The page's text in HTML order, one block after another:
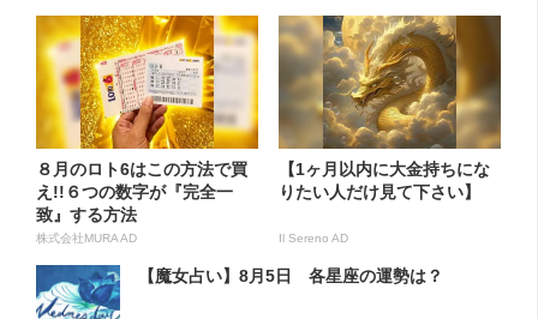
８月のロト6はこの方法で買
え!!６つの数字が『完全一
致』する方法
株式会社MURA AD
【1ヶ月以内に大金持ちにな
りたい人だけ見て下さい】
Il Sereno AD
【魔女占い】8月5日 各星座の運勢は？